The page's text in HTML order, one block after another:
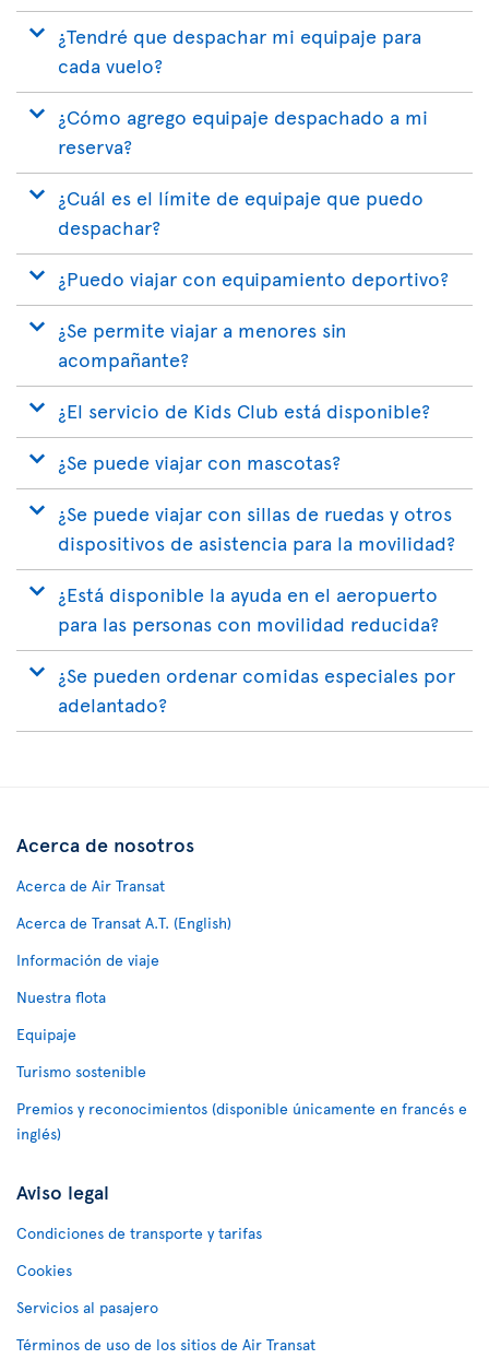
¿Tendré que despachar mi equipaje para
cada vuelo?
¿Cómo agrego equipaje despachado a mi
reserva?
¿Cuál es el límite de equipaje que puedo
despachar?
¿Puedo viajar con equipamiento deportivo?
¿Se permite viajar a menores sin
acompañante?
¿El servicio de Kids Club está disponible?
¿Se puede viajar con mascotas?
¿Se puede viajar con sillas de ruedas y otros
dispositivos de asistencia para la movilidad?
¿Está disponible la ayuda en el aeropuerto
para las personas con movilidad reducida?
¿Se pueden ordenar comidas especiales por
adelantado?
Acerca de nosotros
Acerca de Air Transat
Acerca de Transat A.T. (English)
Información de viaje
Nuestra flota
Equipaje
Turismo sostenible
Premios y reconocimientos (disponible únicamente en francés e
inglés)
Aviso legal
Condiciones de transporte y tarifas
Cookies
Servicios al pasajero
Términos de uso de los sitios de Air Transat